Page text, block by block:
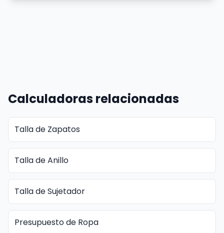
Calculadoras relacionadas
Talla de Zapatos
Talla de Anillo
Talla de Sujetador
Presupuesto de Ropa